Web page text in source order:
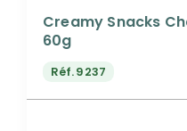
Creamy Snacks
60g
Réf.9237